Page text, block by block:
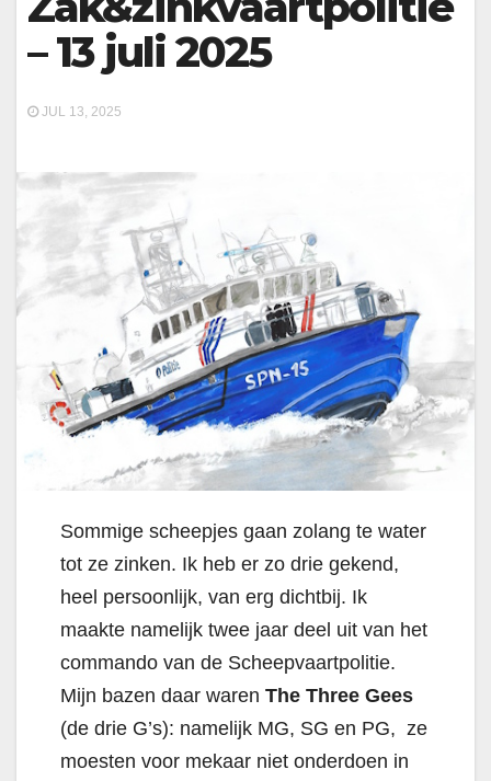
– 13 juli 2025
JUL 13, 2025
Sommige scheepjes gaan zolang te water
tot ze zinken. Ik heb er zo drie gekend,
heel persoonlijk, van erg dichtbij. Ik
maakte namelijk twee jaar deel uit van het
commando van de Scheepvaartpolitie.
Mijn bazen daar waren The Three Gees
(de drie G’s): namelijk MG, SG en PG, ze
moesten voor mekaar niet onderdoen in